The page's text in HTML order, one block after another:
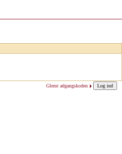
Glemt adgangskoden